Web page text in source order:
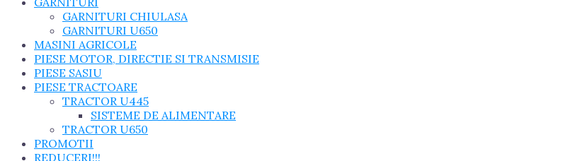
GARNITURI CHIULASA
GARNITURI U650
MASINI AGRICOLE
PIESE MOTOR, DIRECTIE SI TRANSMISIE
PIESE SASIU
PIESE TRACTOARE
TRACTOR U445
SISTEME DE ALIMENTARE
TRACTOR U650
PROMOTII
REDUCERI!!!